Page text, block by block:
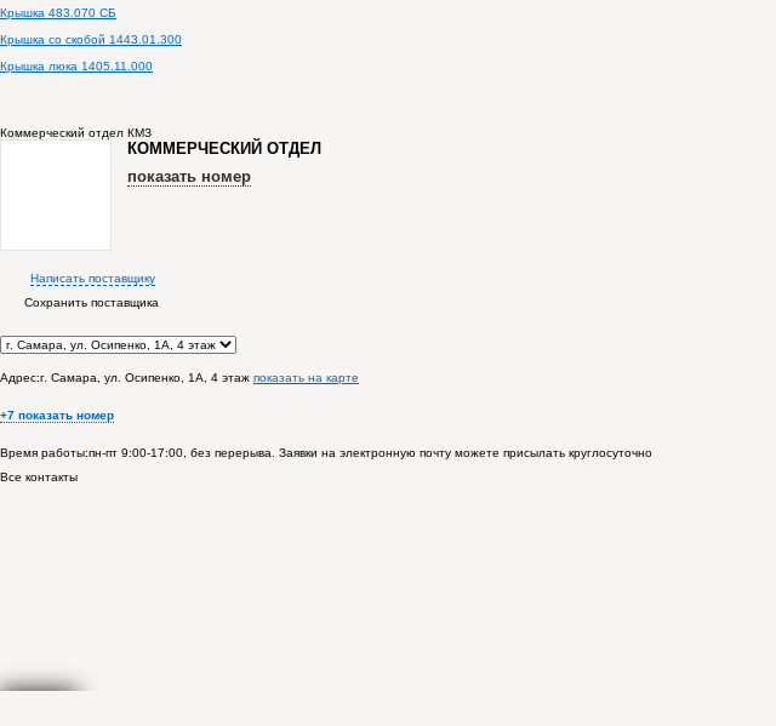
Крышка 483.070 СБ
Крышка со скобой 1443.01.300
Крышка люка 1405.11.000
Коммерческий отдел КМЗ
КОММЕРЧЕСКИЙ ОТДЕЛ
показать номер
Написать поставщику
Сохранить поставщика
Адрес:г. Самара, ул. Осипенко, 1А, 4 этаж показать на карте
+7 показать номер
Время работы:пн-пт 9:00-17:00, без перерыва. Заявки на электронную почту можете присылать круглосуточно
Все контакты